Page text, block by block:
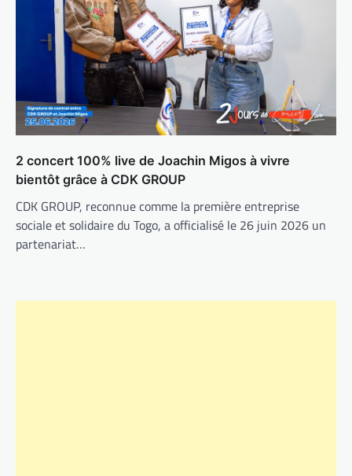
2 concert 100% live de Joachin Migos à vivre
bientôt grâce à CDK GROUP
CDK GROUP, reconnue comme la première entreprise
sociale et solidaire du Togo, a officialisé le 26 juin 2026 un
partenariat…